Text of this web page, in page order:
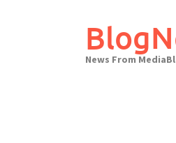
News From